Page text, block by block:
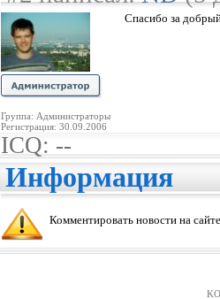
Группа: Администраторы
Регистрация: 30.09.2006
Спасибо за
ICQ: --
Информация
Комментировать новости на